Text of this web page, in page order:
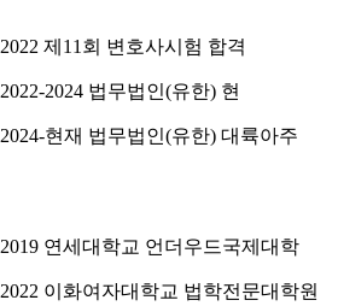
2022 제11회 변호사시험 합격
2022-2024 법무법인(유한) 현
2024-현재 법무법인(유한) 대륙아주
2019 연세대학교 언더우드국제대학
2022 이화여자대학교 법학전문대학원